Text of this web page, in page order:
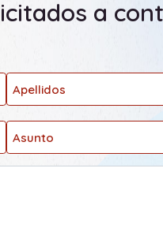
a
Apellidos
Asunto